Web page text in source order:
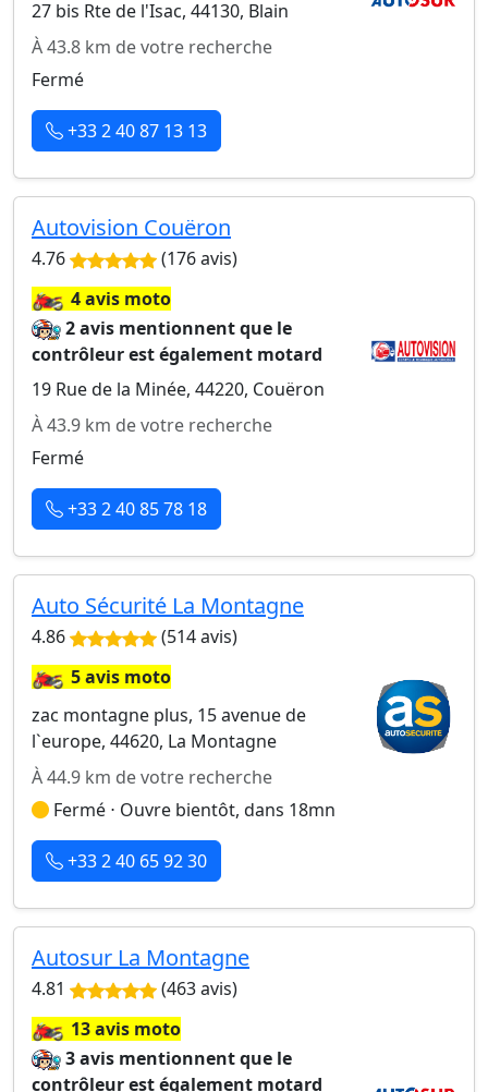
27 bis Rte de l'Isac, 44130, Blain
À 43.8 km de votre recherche
Fermé
+33 2 40 87 13 13
Autovision Couëron
4.76 (176 avis)
🏍️4 avis moto
2 avis mentionnent que le
contrôleur est également motard
19 Rue de la Minée, 44220, Couëron
À 43.9 km de votre recherche
Fermé
+33 2 40 85 78 18
Auto Sécurité La Montagne
4.86 (514 avis)
🏍️5 avis moto
zac montagne plus, 15 avenue de
l`europe, 44620, La Montagne
À 44.9 km de votre recherche
Fermé ⋅ Ouvre bientôt, dans 18mn
+33 2 40 65 92 30
Autosur La Montagne
4.81 (463 avis)
🏍️13 avis moto
3 avis mentionnent que le
contrôleur est également motard